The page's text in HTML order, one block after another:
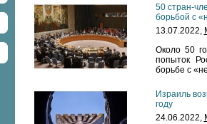
50 стран-
борьбой с
13.07.2022,
Около 50
попыток
борьбе с
Израиль
году
24.06.2022,